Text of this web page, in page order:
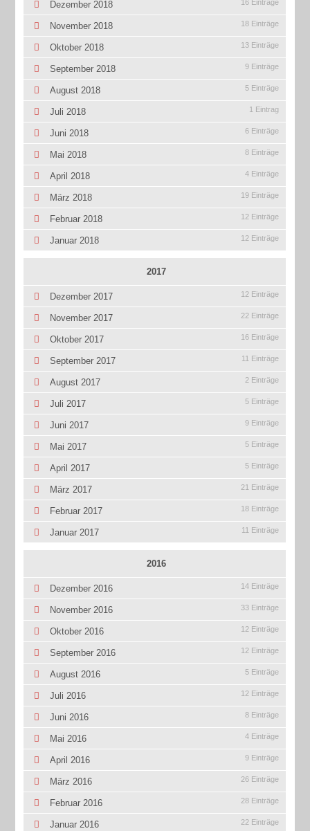
Dezember 2018 16 Einträge
November 2018 18 Einträge
Oktober 2018 13 Einträge
September 2018 9 Einträge
August 2018 5 Einträge
Juli 2018 1 Eintrag
Juni 2018 6 Einträge
Mai 2018 8 Einträge
April 2018 4 Einträge
März 2018 19 Einträge
Februar 2018 12 Einträge
Januar 2018 12 Einträge
2017
Dezember 2017 12 Einträge
November 2017 22 Einträge
Oktober 2017 16 Einträge
September 2017 11 Einträge
August 2017 2 Einträge
Juli 2017 5 Einträge
Juni 2017 9 Einträge
Mai 2017 5 Einträge
April 2017 5 Einträge
März 2017 21 Einträge
Februar 2017 18 Einträge
Januar 2017 11 Einträge
2016
Dezember 2016 14 Einträge
November 2016 33 Einträge
Oktober 2016 12 Einträge
September 2016 12 Einträge
August 2016 5 Einträge
Juli 2016 12 Einträge
Juni 2016 8 Einträge
Mai 2016 4 Einträge
April 2016 9 Einträge
März 2016 26 Einträge
Februar 2016 28 Einträge
Januar 2016 22 Einträge